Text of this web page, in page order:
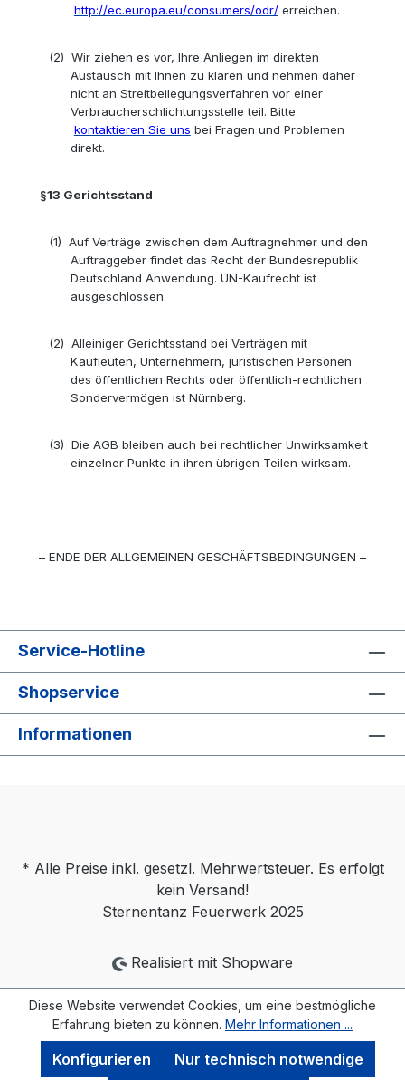
http://ec.europa.eu/consumers/odr/erreichen.
(2) Wir ziehen es vor, Ihre Anliegen im direkten
Austausch mit Ihnen zu klären und nehmen daher
nicht an Streitbeilegungsverfahren vor einer
Verbraucherschlichtungsstelle teil. Bitte
kontaktieren Sie uns bei Fragen und Problemen
direkt.
§13 Gerichtsstand
(1) Auf Verträge zwischen dem Auftragnehmer und den
Auftraggeber findet das Recht der Bundesrepublik
Deutschland Anwendung. UN-Kaufrecht ist
ausgeschlossen.
(2) Alleiniger Gerichtsstand bei Verträgen mit
Kaufleuten, Unternehmern, juristischen Personen
des öffentlichen Rechts oder öffentlich-rechtlichen
Sondervermögen ist Nürnberg.
(3) Die AGB bleiben auch bei rechtlicher Unwirksamkeit
einzelner Punkte in ihren übrigen Teilen wirksam.
– ENDE DER ALLGEMEINEN GESCHÄFTSBEDINGUNGEN –
Service-Hotline
Shopservice
Informationen
* Alle Preise inkl. gesetzl. Mehrwertsteuer. Es erfolgt
kein Versand!
Sternentanz Feuerwerk 2025
Realisiert mit Shopware
Diese Website verwendet Cookies, um eine bestmögliche
Erfahrung bieten zu können. Mehr Informationen ...
Nur technisch notwendige
Konfigurieren